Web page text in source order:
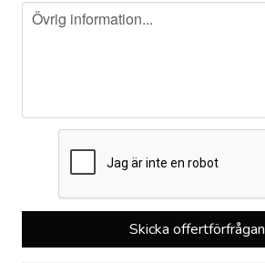
message
Övrig information...
Skicka offertförfrågan